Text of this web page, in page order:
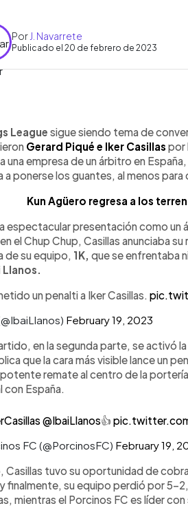
Por J. Navarrete
Publicado el 20 de febrero de 2023
► Escuchar artículo
League sigue siendo tema de
Gerard Piqué e Iker Casillas por
una empresa de un árbitro en
a ponerse los guantes, al menos para
Kun Agüero regresa a los
espectacular presentación como un
el Chup Chup, Casillas anunciaba
de su equipo, 1K, que se enfrentaba
un penalti a Iker Casillas.
February 19, 2023
en la segunda parte, se activó
que la cara más visible lance un
remate al centro de la
con España.
@IbaiLlanos👍
FC (@PorcinosFC) February 19,
Casillas tuvo su oportunidad de
finalmente, su equipo perdió por 5-
mientras el Porcinos FC es líder